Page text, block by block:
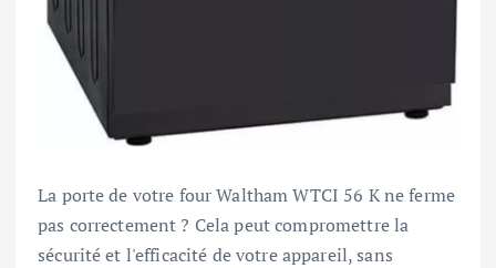
La porte de votre four Waltham WTCI 56 K ne ferme
pas correctement ? Cela peut compromettre la
sécurité et l'efficacité de votre appareil, sans